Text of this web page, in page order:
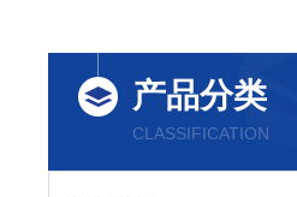
产品分类
CLASSIFICATION